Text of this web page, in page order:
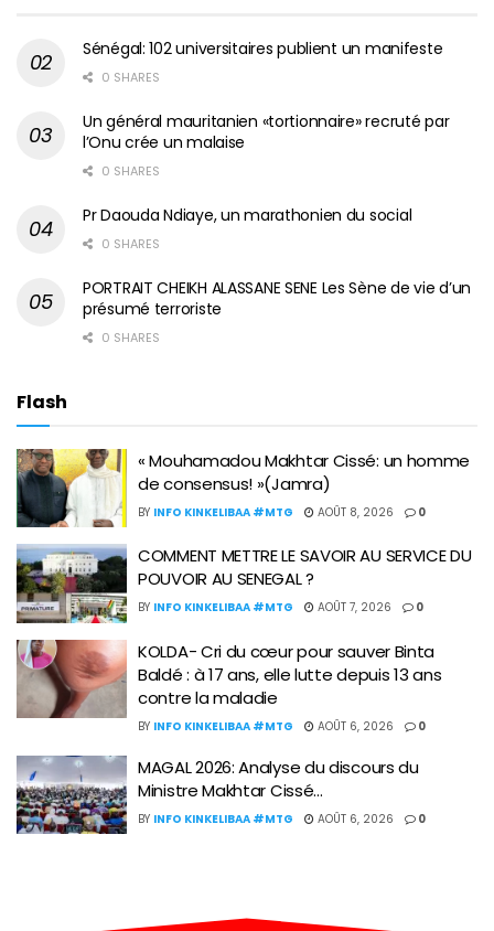
Sénégal: 102 universitaires publient un manifeste
0 SHARES
Un général mauritanien «tortionnaire» recruté par
l’Onu crée un malaise
0 SHARES
Pr Daouda Ndiaye, un marathonien du social
0 SHARES
PORTRAIT CHEIKH ALASSANE SENE Les Sène de vie d’un
présumé terroriste
0 SHARES
Flash
« Mouhamadou Makhtar Cissé: un homme
de consensus! »(Jamra)
BY INFO KINKELIBAA #MTG AOÛT 8, 2026 0
COMMENT METTRE LE SAVOIR AU SERVICE DU
POUVOIR AU SENEGAL ?
BY INFO KINKELIBAA #MTG AOÛT 7, 2026 0
KOLDA- Cri du cœur pour sauver Binta
Baldé : à 17 ans, elle lutte depuis 13 ans
contre la maladie
BY INFO KINKELIBAA #MTG AOÛT 6, 2026 0
MAGAL 2026: Analyse du discours du
Ministre Makhtar Cissé…
BY INFO KINKELIBAA #MTG AOÛT 6, 2026 0